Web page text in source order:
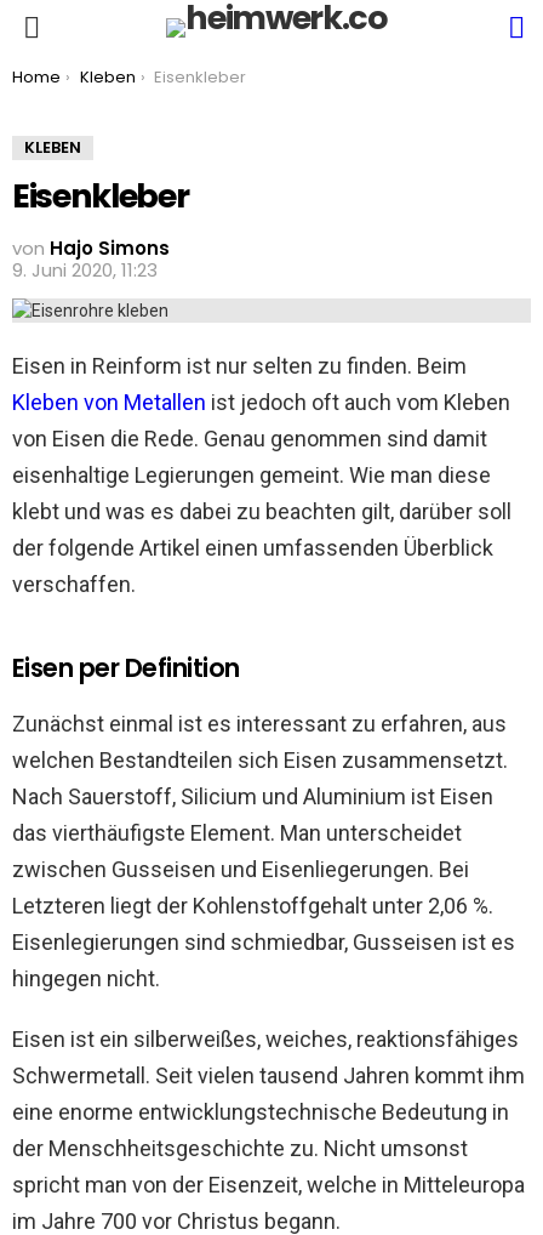
You are here:
Home Kleben Eisenkleber
KLEBEN
Eisenkleber
von Hajo Simons
9. Juni 2020, 11:23
Eisen in Reinform ist nur selten zu finden. Beim
Kleben von Metallen ist jedoch oft auch vom Kleben
von Eisen die Rede. Genau genommen sind damit
eisenhaltige Legierungen gemeint. Wie man diese
klebt und was es dabei zu beachten gilt, darüber soll
der folgende Artikel einen umfassenden Überblick
verschaffen.
Eisen per Definition
Zunächst einmal ist es interessant zu erfahren, aus
welchen Bestandteilen sich Eisen zusammensetzt.
Nach Sauerstoff, Silicium und Aluminium ist Eisen
das vierthäufigste Element. Man unterscheidet
zwischen Gusseisen und Eisenliegerungen. Bei
Letzteren liegt der Kohlenstoffgehalt unter 2,06 %.
Eisenlegierungen sind schmiedbar, Gusseisen ist es
hingegen nicht.
Eisen ist ein silberweißes, weiches, reaktionsfähiges
Schwermetall. Seit vielen tausend Jahren kommt ihm
eine enorme entwicklungstechnische Bedeutung in
der Menschheitsgeschichte zu. Nicht umsonst
spricht man von der Eisenzeit, welche in Mitteleuropa
im Jahre 700 vor Christus begann.